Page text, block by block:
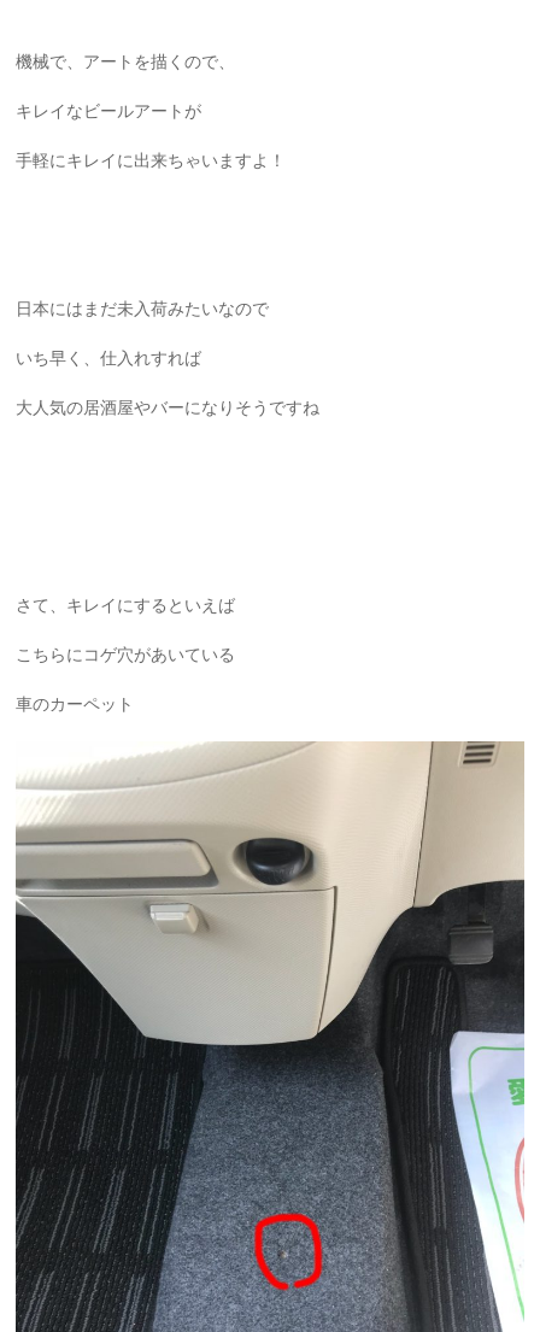
機械で、アートを描くので、
キレイなビールアートが
手軽にキレイに出来ちゃいますよ！
日本にはまだ未入荷みたいなので
いち早く、仕入れすれば
大人気の居酒屋やバーになりそうですね
さて、キレイにするといえば
こちらにコゲ穴があいている
車のカーペット